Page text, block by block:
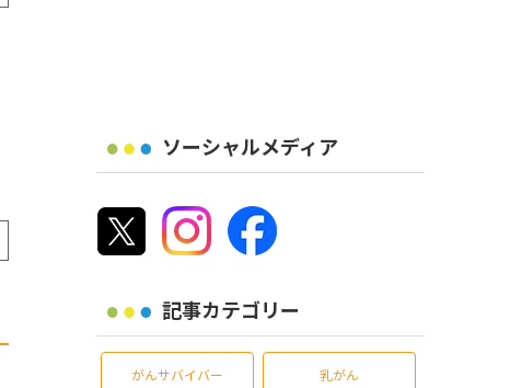
ソーシャルメディア
記事カテゴリー
がんサバイバー 乳がん